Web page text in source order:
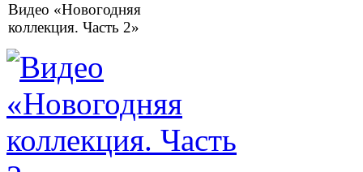
Видео «Новогодняя
коллекция. Часть 2»